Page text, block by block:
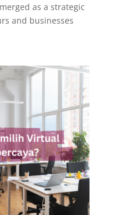
as a strategic
and businesses